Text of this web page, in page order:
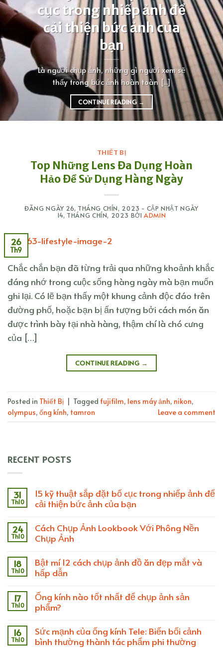
cục trong nhiếp ảnh để
cải thiện bức ảnh của
bạn
Là người chụp ảnh, những gì người xem sẽ
thấy trong bức ảnh hoàn toàn [...]
CONTINUE READING→
THIẾT BỊ
Top Những Lens Đa Dụng Hoàn
Hảo Để Sử Dụng Hàng Ngày
ĐĂNG NGÀY 26, THÁNG CHÍN, 2023 - CẬP NHẬT NGÀY
14, THÁNG CHÍN, 2023 BỞIADMIN
26
Th9
Chắc chắn bạn đã từng trải qua những khoảnh khắc
đáng nhớ trong cuộc sống hàng ngày mà bạn muốn
ghi lại. Có lẽ bạn thấy một khung cảnh độc đáo trên
đường phố, hoặc bạn bị ấn tượng bởi cách món ăn
được trình bày tại nhà hàng, thậm chí là chó cưng
của […]
CONTINUE READING →
Posted in Thiết Bị | Tagged fujifilm, lens máy ảnh, nikon,
olympus, ống kính, tamron Leave a comment
RECENT POSTS
31
Th10
15 kỹ thuật sắp đặt bố cục trong nhiếp ảnh để
cải thiện bức ảnh của bạn
24
Th10
Cách Chụp Ảnh Lookbook Với Phông Nền
Chụp Ảnh
18
Th10
Bật mí 12 cách chụp ảnh đồ ăn đẹp mắt và
hấp dẫn
17
Th10
Ống kính nào tốt nhất để chụp ảnh sản
phẩm?
16
Th10
Sức mạnh của ống kính Tele: Biến bối cảnh
bình thường thành tác phẩm phi thường